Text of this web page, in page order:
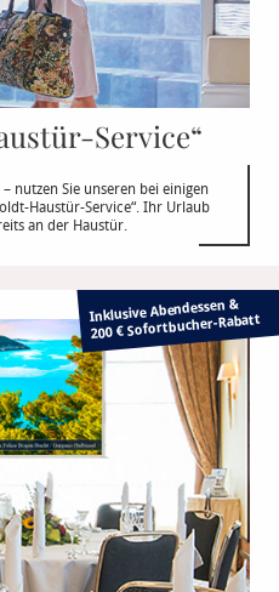
Service“
nutzen Sie unseren bei einigen
Haustür-Service“. Ihr Urlaub
an der Haustür.
Inklusive Abendessen &
200 € Sofortbucher-Rabatt